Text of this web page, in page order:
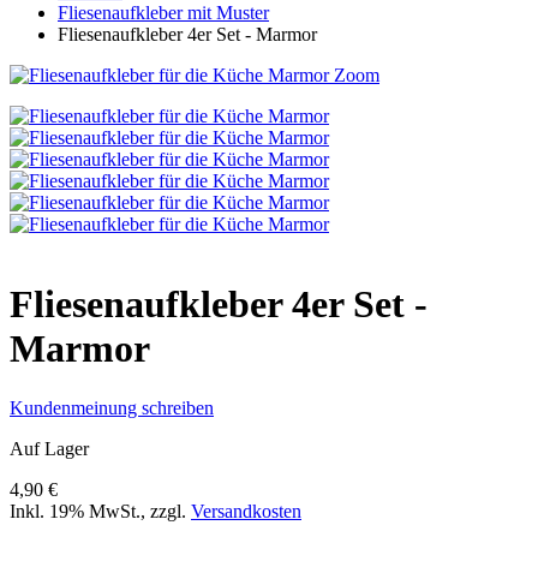
Fliesenaufkleber mit Muster
Fliesenaufkleber 4er Set - Marmor
Zoom
Fliesenaufkleber 4er Set -
Marmor
Kundenmeinung schreiben
Auf Lager
4,90 €
Inkl. 19% MwSt., zzgl. Versandkosten